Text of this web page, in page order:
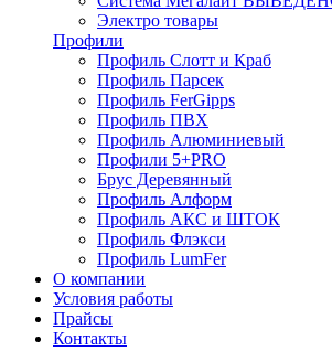
Электро товары
Профили
Профиль Слотт и Краб
Профиль Парсек
Профиль FerGipps
Профиль ПВХ
Профиль Алюминиевый
Профили 5+PRO
Брус Деревянный
Профиль Алформ
Профиль АКС и ШТОК
Профиль Флэкси
Профиль LumFer
О компании
Условия работы
Прайсы
Контакты